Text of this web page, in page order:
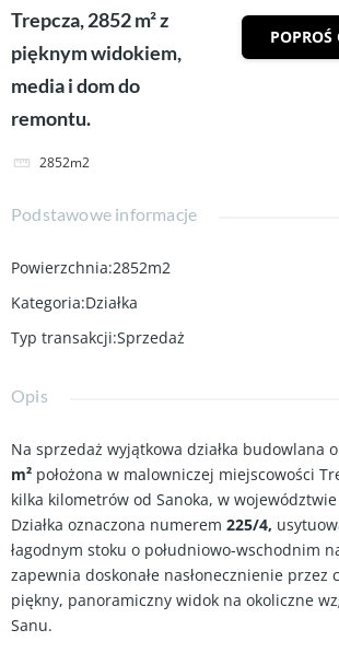
Trepcza, 2852 m² z
pięknym widokiem,
media i dom do
remontu.
2852m2
POPROŚ
Podstawowe informacje
Powierzchnia:2852m2
Kategoria:Działka
Typ transakcji:Sprzedaż
Opis
Na sprzedaż wyjątkowa działka budowlana
m² położona w malowniczej miejscowości
kilka kilometrów od Sanoka, w
Działka oznaczona numerem 225/4,
łagodnym stoku o południowo-wschodnim
zapewnia doskonałe nasłonecznienie przez
piękny, panoramiczny widok na okoliczne
Sanu.